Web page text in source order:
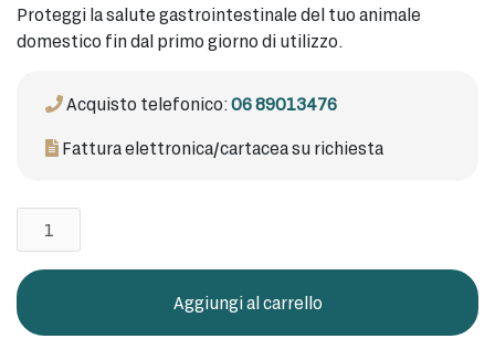
Proteggi la salute gastrointestinale del tuo animale
domestico fin dal primo giorno di utilizzo.
Acquisto telefonico:06 89013476
Fattura elettronica/cartacea su richiesta
BeSame
200
quantità
Aggiungi al carrello